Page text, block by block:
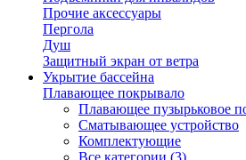
Прочие аксессуары
Пергола
Душ
Защитный экран от ветра
Укрытие бассейна
Плавающее покрывало
Плавающее пузырьковое
Сматывающее устройство
Комплектующие
Все категории (3)